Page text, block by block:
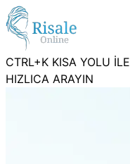
CTRL+K KISA YOLU İLE
HIZLICA ARAYIN